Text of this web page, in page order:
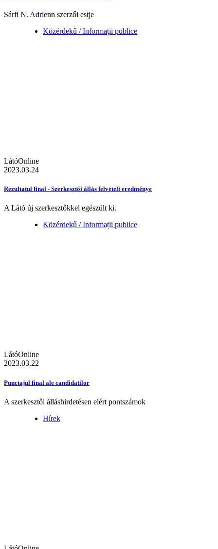
Sárfi N. Adrienn szerzői estje
Közérdekű / Informații publice
LátóOnline
2023.03.24
Rezultatul final - Szerkesztői állás felvételi eredménye
A Látó új szerkesztőkkel egészült ki.
Közérdekű / Informații publice
LátóOnline
2023.03.22
Punctajul final ale candidatilor
A szerkesztői álláshirdetésen elért pontszámok
Hírek